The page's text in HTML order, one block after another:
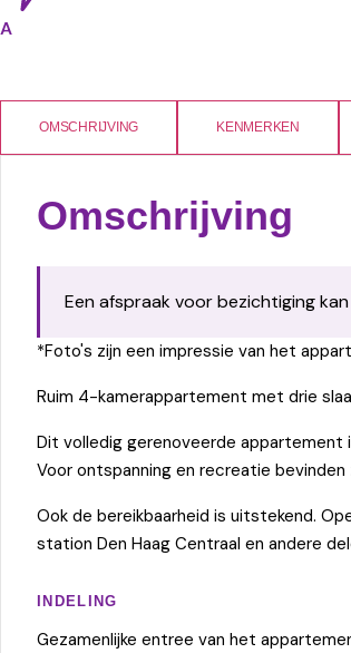
A
OMSCHRIJVING KENMERKEN
Omschrijving
Een afspraak voor bezichtiging
*Foto's zijn een impressie van het
Ruim 4-kamerappartement met drie
Dit volledig gerenoveerde appartement
Voor ontspanning en recreatie
Ook de bereikbaarheid is uitstekend.
station Den Haag Centraal en andere
INDELING
Gezamenlijke entree van het